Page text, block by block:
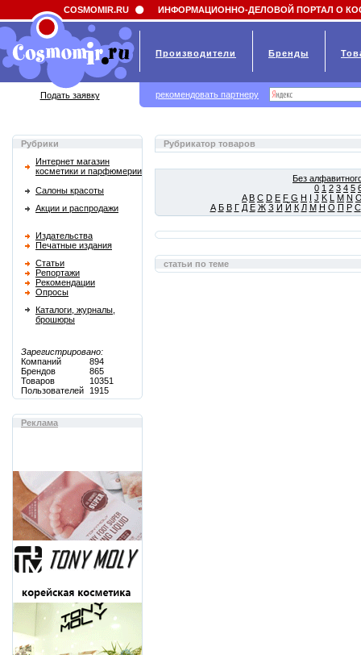
Field 'news_title' doesn't have a default value
Рубрики
Интернет магазин
косметики и парфюмерии
Салоны красоты
Акции и распродажи
Издательства
Печатные издания
Статьи
Репортажи
Рекомендации
Опросы
Каталоги, журналы,
брошюры
Зарегистрировано:
Компаний
894
Брендов
865
Товаров
10351
Пользователей
1915
Реклама
Рубрикатор товаров
Без
0 1 2 3 4 5
A B C D E F G H I J K L M N
А Б В Г Д Е Ж З И Й К Л М Н О П Р С
статьи по теме
COSMOMIR.RU ИНФОРМАЦИОННО-ДЕЛОВОЙ ПОРТАЛ О
Производители Бренды
Подать заявку рекомендовать партнеру